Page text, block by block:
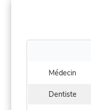
Médecin
Dentiste